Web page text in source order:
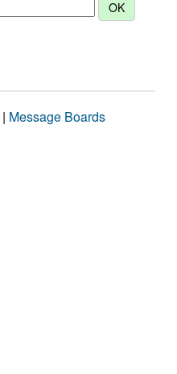
| Message Boards